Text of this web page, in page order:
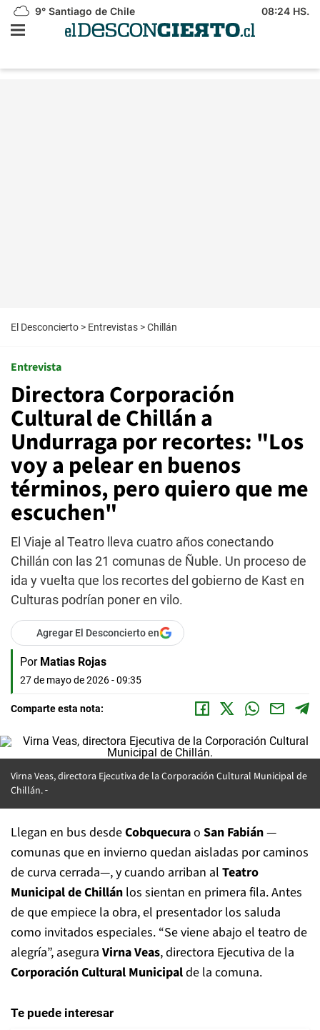
9° Santiago de Chile 08:24 HS.
El Desconcierto > Entrevistas >Chillán
Entrevista
Directora Corporación
Cultural de Chillán a
Undurraga por recortes: "Los
voy a pelear en buenos
términos, pero quiero que me
escuchen"
El Viaje al Teatro lleva cuatro años conectando
Chillán con las 21 comunas de Ñuble. Un proceso de
ida y vuelta que los recortes del gobierno de Kast en
Culturas podrían poner en vilo.
Agregar El Desconcierto en
Por Matias Rojas
27 de mayo de 2026 - 09:35
Comparte esta nota:
Virna Veas, directora Ejecutiva de la Corporación Cultural Municipal de
Chillán.
Llegan en bus desdeCobquecurao San Fabián—
comunas que en invierno quedan aisladas por caminos
de curva cerrada—, y cuando arriban al Teatro
Municipal de Chillán los sientan en primera fila. Antes
de que empiece la obra, el presentador los saluda
como invitados especiales. “Se viene abajo el teatro de
alegría”, asegura Virna Veas, directora Ejecutiva de la
Corporación Cultural Municipalde la comuna.
Te puede interesar